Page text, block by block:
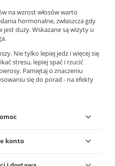
na wzrost włosów warto
hormonalne, zwłaszcza gdy
duży. Wskazane są wizyty u
Nie tylko lepiej jedz i więcej się
stresu, lepiej spać i rzucić
Pamiętaj o znaczeniu
się do porad - na efekty
konto